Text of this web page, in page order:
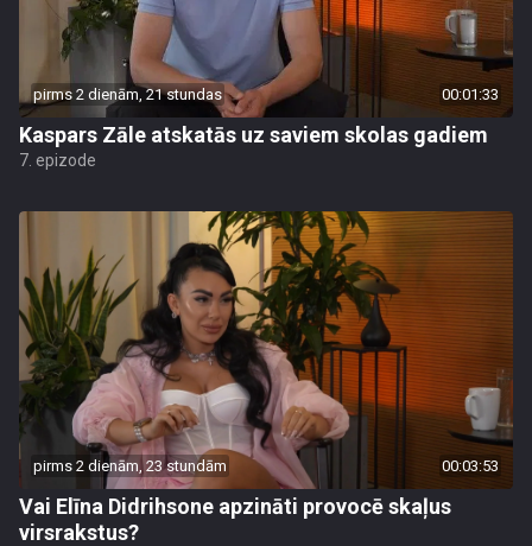
pirms 2 dienām, 21 stundas 00:01:33
Kaspars Zāle atskatās uz saviem skolas gadiem
7. epizode
pirms 2 dienām, 23 stundām 00:03:53
Vai Elīna Didrihsone apzināti provocē skaļus
virsrakstus?